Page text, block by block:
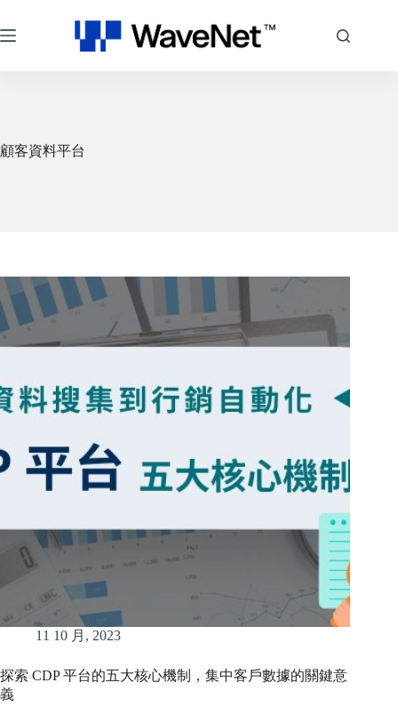
至
主
顧客資料平台
11 10 月, 2023
探索 CDP 平台的五大核心機制，集中客戶數據的關鍵意
義